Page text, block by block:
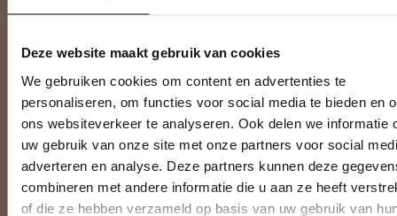
Deze website maakt gebruik van cookies
We gebruiken cookies om content en advertenties te
personaliseren, om functies voor social media te bieden en
ons websiteverkeer te analyseren. Ook delen we informatie
uw gebruik van onze site met onze partners voor social
adverteren en analyse. Deze partners kunnen deze
combineren met andere informatie die u aan ze heeft
of die ze hebben verzameld op basis van uw gebruik van
Meer informatie
Heeft u een vraag over een product of uw bestelling? Op onze
klantenservicepagina vindt u onze contactgegevens, antwoorden
op veelgestelde vragen en alle mogelijkheden om contact met
ons op te nemen.
Abonneer je op onze nieuwsbrief